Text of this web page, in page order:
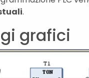
.
grafici